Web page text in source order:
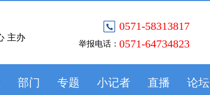
0571-58313817
举报电话： 0571-64734823
主办
部门 专题 小记者 直播 论坛